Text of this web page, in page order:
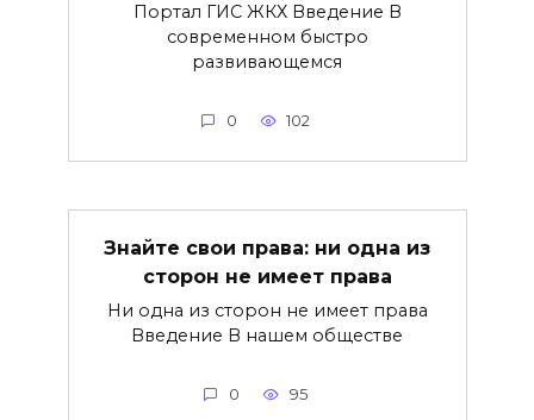
Портал ГИС ЖКХ Введение В
современном быстро
развивающемся
0 102
Знайте свои права: ни одна из
сторон не имеет права
Ни одна из сторон не имеет права
Введение В нашем обществе
0 95